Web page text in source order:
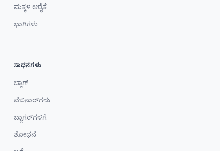
ಮಕ್ಕಳ ಆರೈಕೆ
ಭಾಗಿಗಳು
ಸಾಧನಗಳು
ಬ್ಲಾಗ್
ವೆಬಿನಾರ್‌ಗಳು
ಬ್ಲಾಗರ್‌ಗಳಿಗೆ
ಶೋಧನೆ